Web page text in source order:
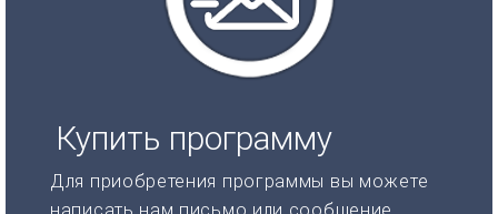
Купить программу
Для приобретения программы вы можете